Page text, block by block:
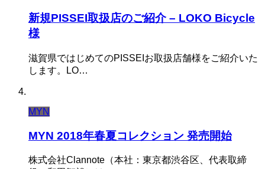
新規PISSEI取扱店のご紹介 – LOKO Bicycle
様
滋賀県ではじめてのPISSEIお取扱店舗様をご紹介いた
します。LO…
MYN
MYN 2018年春夏コレクション 発売開始
株式会社Clannote（本社：東京都渋谷区、代表取締